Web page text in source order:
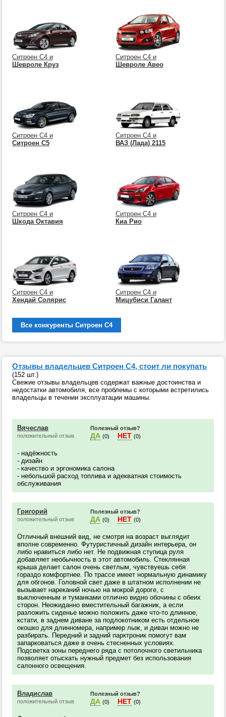
Ситроен С4 и
Шевроле Круз
Ситроен С4 и
Шевроле Авео
Ситроен С4 и
Ситроен С5
Ситроен С4 и
ВАЗ (Лада) 2115
Ситроен С4 и
Шкода Октавия
Ситроен С4 и
Киа Рио
Ситроен С4 и
Хендай Солярис
Ситроен С4 и
Мицубиси Галант
Все конкуренты Ситроен С4
Отзывы владельцев Ситроен С4, стоит ли покупать
(152 шт.)
Свежие отзывы владельцев содержат важные достоинства и
недостатки автомобиля, все проблемы с которыми встретились
владельцы в течении эксплуатации машины.
Вячеслав
положительный отзыв
Полезный отзыв?
ДА (0) НЕТ (0)
- надёжность
- дизайн
- качество и эргономика салона
- небольшой расход топлива и адекватная стоимость
обслуживания
Григорий
положительный отзыв
Полезный отзыв?
ДА (0) НЕТ (0)
Отличный внешний вид, не смотря на возраст выглядит
вполне современно. Футуристичный дизайн интерьера, он
либо нравиться либо нет. Не подвижная ступица руля
добавляет необычность в этот автомобиль. Стеклянная
крыша делает салон очень светлым, чувствуешь себя
гораздо комфортнее. По трассе имеет нормальную динамику
для обгонов. Головной свет даже в штатном исполнении не
вызывает нареканий ночью на мокрой дороге, с
выключенным и туманками отлично видно обочины с обеих
сторон. Неожиданно вместительный багажник, а если
разложить сиденье можно положить даже что-то длинное,
кстати, в заднем диване за подлокотником есть отдельное
окошко для длинномера, например лыж, и диван можно не
разбирать. Передний и задний парктроник помогут вам
запарковаться даже в очень стесненных условиях.
Подсветка зоны переднего ряда с потолочного светильника
позволяет отыскать нужный предмет без использования
салонного освещения.
Владислав
положительный отзыв
Полезный отзыв?
ДА (0) НЕТ (0)